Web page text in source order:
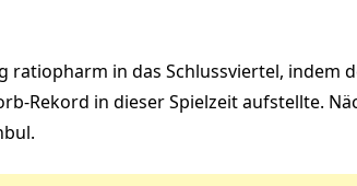
ratiopharm in das Schlussviertel, indem
Rekord in dieser Spielzeit aufstellte.